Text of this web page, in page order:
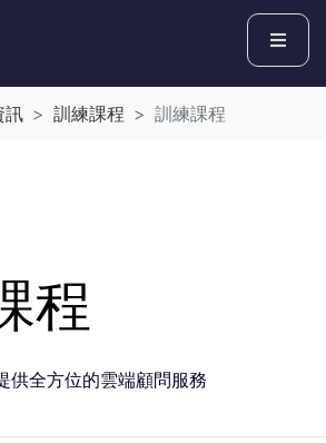
訊 訓練課程 訓練課程
程
供全方位的雲端顧問服務